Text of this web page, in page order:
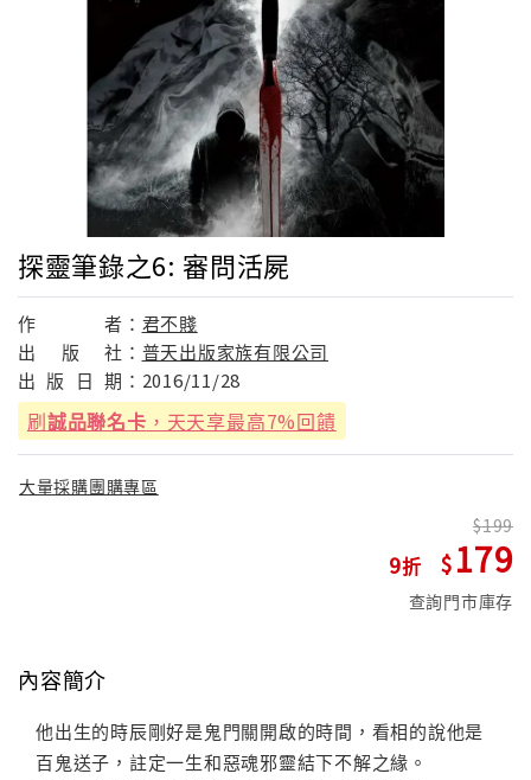
探靈筆錄之6: 審問活屍
作 者： 君不賤
出
版 社： 普天出版家族有限公司
出 版 日 期： 2016/11/28
刷誠品聯名卡 ，天天享最高7%回饋
大量採購團購專區
9
199
179
查詢門市庫存
內容簡介
他出生的時辰剛好是鬼門關開啟的時間，看相的說他是
百鬼送子，註定一生和惡魂邪靈結下不解之緣。